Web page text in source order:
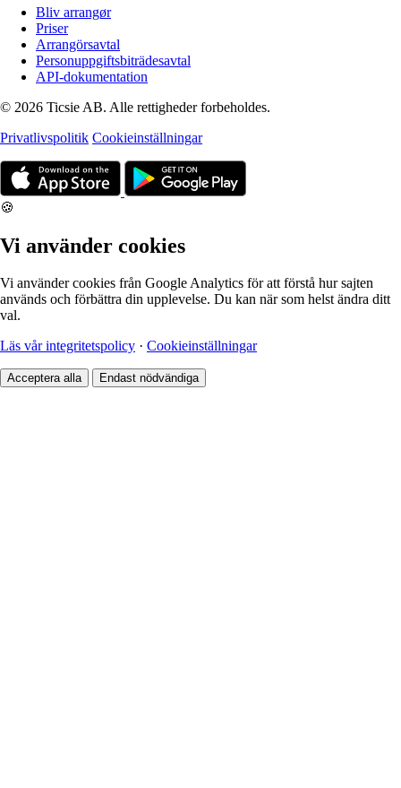
Bliv arrangør
Priser
Arrangörsavtal
Personuppgiftsbiträdesavtal
API-dokumentation
© 2026 Ticsie AB. Alle rettigheder forbeholdes.
Privatlivspolitik Cookieinställningar
🍪
Vi använder cookies
Vi använder cookies från Google Analytics för att förstå hur sajten
används och förbättra din upplevelse. Du kan när som helst ändra ditt
val.
Läs vår integritetspolicy · Cookieinställningar
Acceptera alla Endast nödvändiga